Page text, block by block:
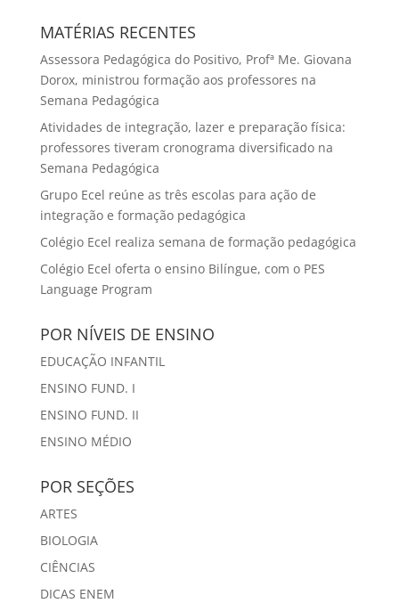
MATÉRIAS RECENTES
Assessora Pedagógica do Positivo, Profª Me. Giovana
Dorox, ministrou formação aos professores na
Semana Pedagógica
Atividades de integração, lazer e preparação física:
professores tiveram cronograma diversificado na
Semana Pedagógica
Grupo Ecel reúne as três escolas para ação de
integração e formação pedagógica
Colégio Ecel realiza semana de formação pedagógica
Colégio Ecel oferta o ensino Bilíngue, com o PES
Language Program
POR NÍVEIS DE ENSINO
EDUCAÇÃO INFANTIL
ENSINO FUND. I
ENSINO FUND. II
ENSINO MÉDIO
POR SEÇÕES
ARTES
BIOLOGIA
CIÊNCIAS
DICAS ENEM